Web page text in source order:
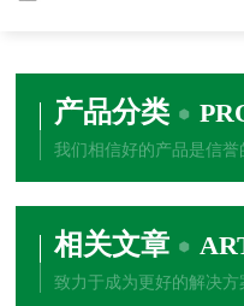
产品分类
我们相信好的产品是信誉
相关文章
致力于成为更好的解决方